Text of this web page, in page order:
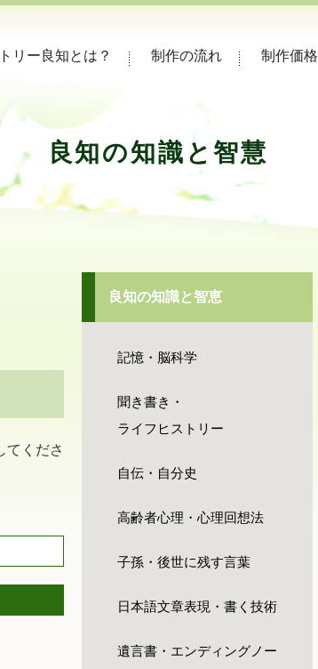
リー良知とは？ 制作の流れ 制作価格
良知の知識と智慧
てくださ
良知の知識と智恵
記憶・脳科学
聞き書き・
ライフヒストリー
自伝・自分史
高齢者心理・心理回想法
子孫・後世に残す言葉
日本語文章表現・書く技術
遺言書・エンディングノー